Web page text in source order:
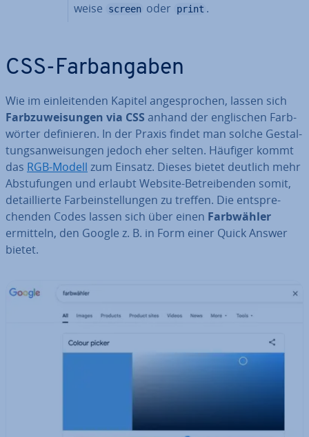
wei­se
screen oder print .
CSS-Farb­an­ga­ben
Wie im ein­lei­ten­den Kapitel an­ge­spro­chen, lassen sich
Farb­zu­wei­sun­gen via CSS anhand der eng­li­schen Farb­
wör­ter de­fi­nie­ren. In der Praxis findet man solche Ge­stal­
tungs­an­wei­sun­gen jedoch eher selten. Häufiger kommt
das RGB-Modell zum Einsatz. Dieses bietet deutlich mehr
Ab­stu­fun­gen und erlaubt Website-Be­trei­ben­den somit,
de­tail­lier­te Farb­ein­stel­lun­gen zu treffen. Die ent­spre­
chen­den Codes lassen sich über einen Farb­wäh­ler
ermitteln, den Google z. B. in Form einer Quick Answer
bietet.